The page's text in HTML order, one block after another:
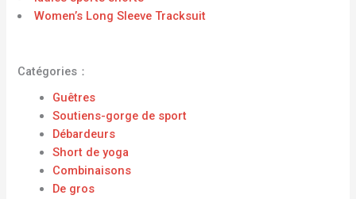
Women’s Long Sleeve Tracksuit
Catégories：
Guêtres
Soutiens-gorge de sport
Débardeurs
Short de yoga
Combinaisons
De gros